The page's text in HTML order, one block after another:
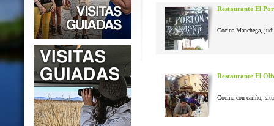
Restaurante El
Cocina Manchega,
Restaurante El
Cocina con cariño,